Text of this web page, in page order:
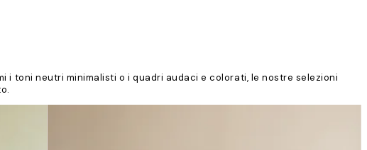
toni neutri minimalisti o i quadri audaci e colorati, le nostre selezioni